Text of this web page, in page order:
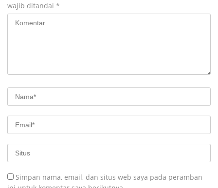
wajib ditandai *
Simpan nama, email, dan situs web saya pada peramban